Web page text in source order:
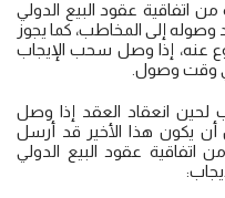
اتفاقية عقود البيع الدولي
وصوله إلى المخاطب، كما يجوز
عنه، إذا وصل سحب الإيجاب
وقت وصول.
لحين انعقاد العقد إذا وصل
أن يكون هذا الأخير قد أرسل
اتفاقية عقود البيع الدولي